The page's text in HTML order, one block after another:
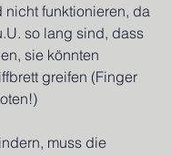
nicht funktionieren, da
so lang sind, dass
sie könnten
greifen (Finger
muss die